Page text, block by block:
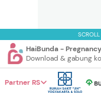
HaiBunda -
Download & gabung
Partner RS